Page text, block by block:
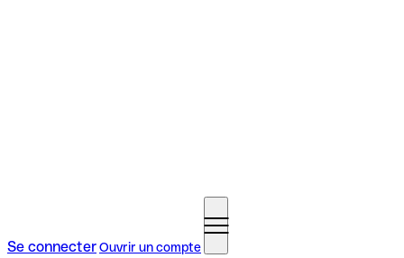
Se connecterOuvrir un compte